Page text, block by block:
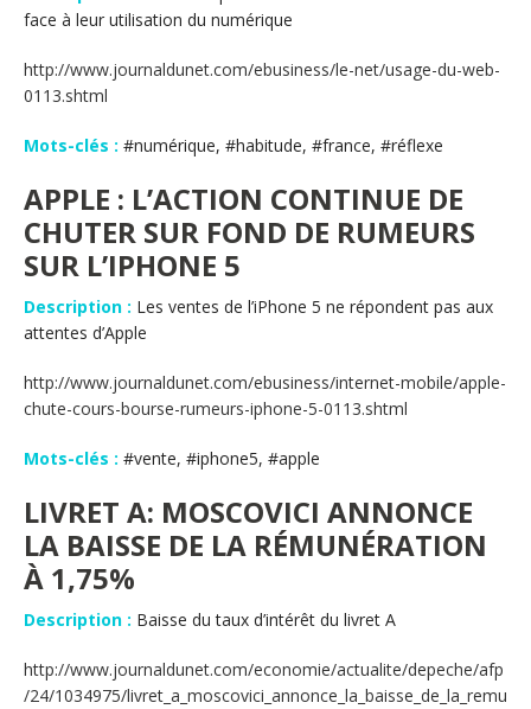
face à leur utilisation du numérique
http://www.journaldunet.com/ebusiness/le-net/usage-du-web-
0113.shtml
Mots-clés : #numérique, #habitude, #france, #réflexe
APPLE : L’ACTION CONTINUE DE
CHUTER SUR FOND DE RUMEURS
SUR L’IPHONE 5
Description : Les ventes de l’iPhone 5 ne répondent pas aux
attentes d’Apple
http://www.journaldunet.com/ebusiness/internet-mobile/apple-
chute-cours-bourse-rumeurs-iphone-5-0113.shtml
Mots-clés : #vente, #iphone5, #apple
LIVRET A: MOSCOVICI ANNONCE
LA BAISSE DE LA RÉMUNÉRATION
À 1,75%
Description : Baisse du taux d’intérêt du livret A
http://www.journaldunet.com/economie/actualite/depeche/afp
/24/1034975/livret_a_moscovici_annonce_la_baisse_de_la_remu